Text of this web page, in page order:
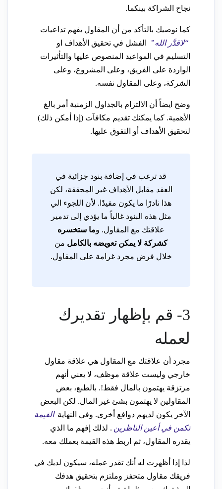
نجاح الشراكة بينكما.
كما نوصيك بالتأكد من أن المقاول يفهم تداعيات
“لاقدَّر الله”
الفشل في تحقيق الأهداف او
التسليم في المواعيد المنصوص عليها والتأثيرات
الواردة على الفريق، وعلى المشروع، وعلى
الشركة، وعلى المقاول نفسه.
وضح ايضاً أن الالتزام بالجداول الزمنية أمر بالغ
الأهمية. كما يمكنك تقديم مكافآت (إذا أمكن ذلك)
لتحقيق الأهداف أو التفوق عليها.
قد ترغب في إضافة بنود جزائية في
العقد مقابل الأهداف غير المحققة، لكن
هذا نادرًا ما يكون مفيدًا. لأن اللجوء الي
مثل هذه البنود غالباً ما يؤدي إلى تدمير
علاقتك مع المقاول. وما ستخسره
كشركة لا يمكن تعويضه بالكامل من
خلال فرض مجرد غرامة على المقاول.
3- قم بإظهار تقديرك
لعمله
مجرد أن علاقتك مع المقاول هي علاقة مقاول
خارجي وليست علاقة موظف، لا يعني أنهم
مرتزقة يهتمون بالمال فقط!. بالطبع، بعض
المقاولين لا يهتمون بشئ غير المال. لكن البعض
الآخر يكون لديهم دوافع أخرى. وفي النهاية القيمة
تكمن في أعين الناظرين . لذلك إفهم ما الذي
يقدره المقاول، ثم اربط هذه القيمة بعملك معه.
لذا إذا أظهرت له أنك تقدر عمله، سيكون لديك في
فريقك مقاول متحفز وملتزم بتحقيق هدفك